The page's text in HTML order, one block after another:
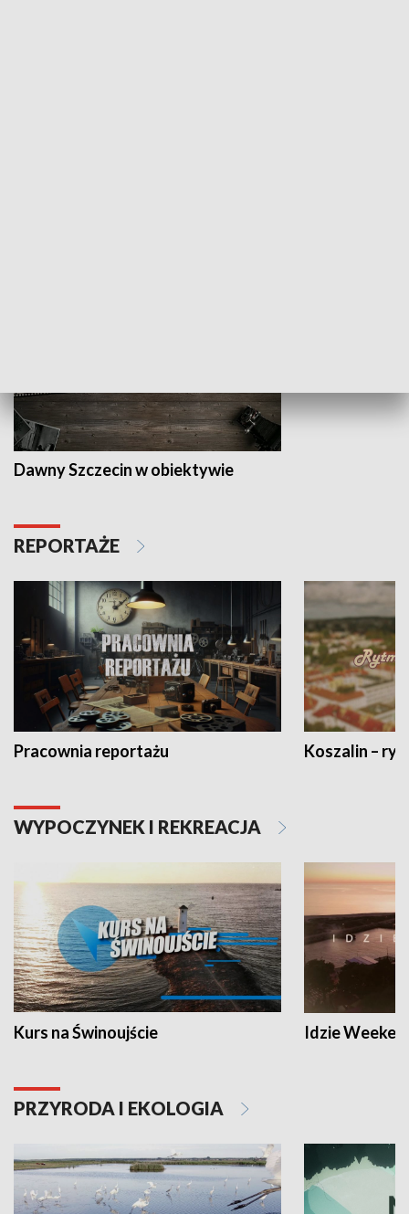
Dawny Szczecin w obiektywie
REPORTAŻE
Pracownia reportażu Koszalin –
WYPOCZYNEK I REKREACJA
Kurs na Świnoujście Idzie
PRZYRODA I EKOLOGIA